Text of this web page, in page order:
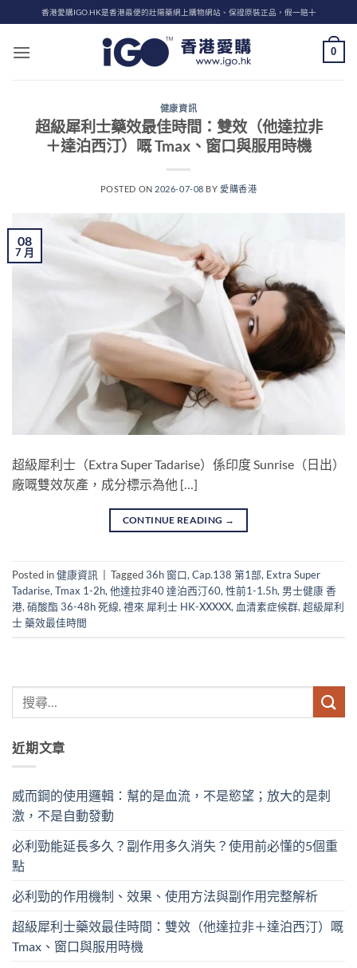
to
content
香港愛購IGO.HK是香港最便的壯陽藥網上購物網站、保證原裝正品，假一賠十
0
健康資訊
超級犀利士藥效最佳時間：雙效（他達拉非
＋達泊西汀）嘅 Tmax、窗口與服用時機
POSTED ON 2026-07-08 BY愛購香港
08
7 月
超級犀利士（Extra Super Tadarise）係印度 Sunrise（日出）
廠嘅雙效灰產，成分標示為他 […]
CONTINUE READING →
Posted in健康資訊 Tagged36h 窗口, Cap.138 第1部, Extra Super
Tadarise, Tmax 1-2h, 他達拉非40 達泊西汀60, 性前1-1.5h, 男士健康 香
港, 硝酸酯 36-48h 死線, 禮來 犀利士 HK-XXXXX, 血清素症候群, 超級犀利
士 藥效最佳時間
近期文章
威而鋼的使用邏輯：幫的是血流，不是慾望；放大的是刺
激，不是自動發動
必利勁能延長多久？副作用多久消失？使用前必懂的5個重
點
必利勁的作用機制、效果、使用方法與副作用完整解析
超級犀利士藥效最佳時間：雙效（他達拉非＋達泊西汀）嘅
Tmax、窗口與服用時機